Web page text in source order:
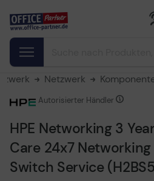
Netzwerk
HPE Networking 3
Care 24x7
Switch Service
Autorisierter Händler